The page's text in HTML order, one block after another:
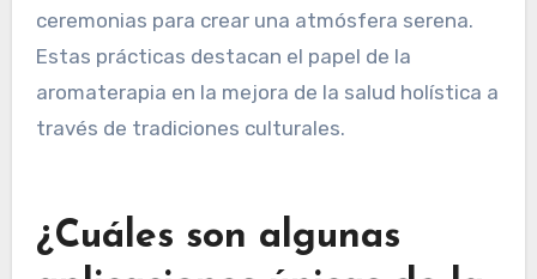
Ayurveda indio, se emplean hierbas aromáticas
en rituales para promover el bienestar espiritual.
Las prácticas nativas americanas a menudo
incorporan la limpieza con plantas aromáticas
ceremonias para crear una atmósfera serena.
Estas prácticas destacan el papel de la